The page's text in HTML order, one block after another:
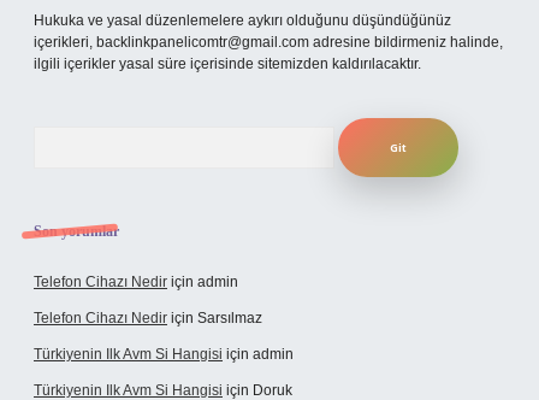
Hukuka ve yasal düzenlemelere aykırı olduğunu düşündüğünüz
içerikleri, backlinkpanelicomtr@gmail.com adresine bildirmeniz halinde,
ilgili içerikler yasal süre içerisinde sitemizden kaldırılacaktır.
Son yorumlar
Telefon Cihazı Nedir için admin
Telefon Cihazı Nedir için Sarsılmaz
Türkiyenin Ilk Avm Si Hangisi için admin
Türkiyenin Ilk Avm Si Hangisi için Doruk